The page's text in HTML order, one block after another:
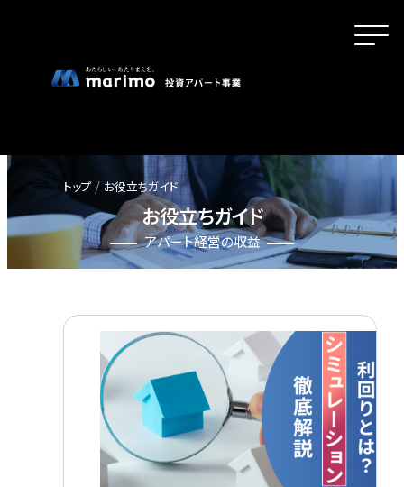
ホーム
名古屋・大阪・広島エリアの魅力
物件一覧
お役立ちガイド
アパート経営の収益
トップ お役立ちガイド